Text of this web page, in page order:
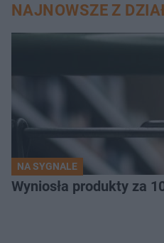
NAJNOWSZE Z
NA SYGNALE
Wyniosła produkty za